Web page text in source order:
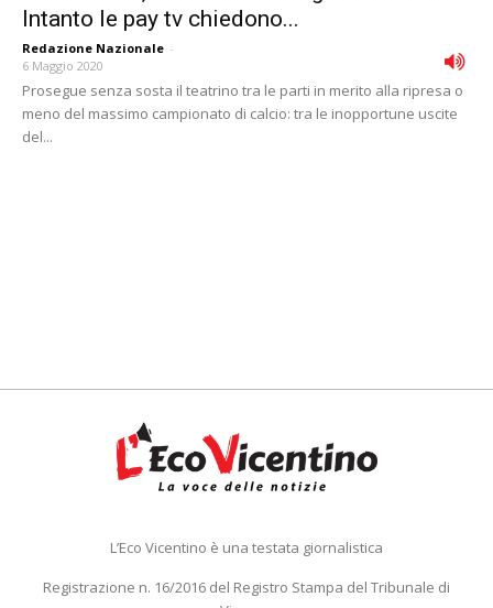
Intanto le pay tv chiedono...
Redazione Nazionale -
6 Maggio 2020
Prosegue senza sosta il teatrino tra le parti in merito alla ripresa o
meno del massimo campionato di calcio: tra le inopportune uscite
del...
L’Eco Vicentino è una testata giornalistica
Registrazione n. 16/2016 del Registro Stampa del Tribunale di